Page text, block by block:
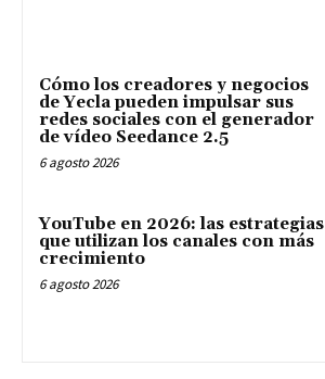
Cómo los creadores y negocios
de Yecla pueden impulsar sus
redes sociales con el generador
de vídeo Seedance 2.5
6 agosto 2026
YouTube en 2026: las estrategias
que utilizan los canales con más
crecimiento
6 agosto 2026